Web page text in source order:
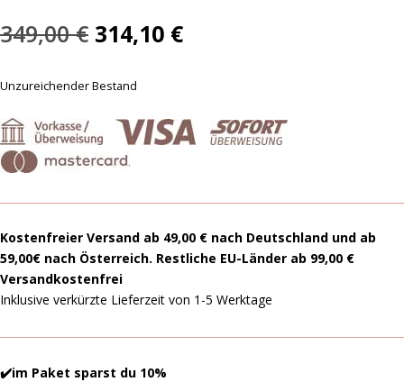
349,00€ Ursprünglicher
Preis
war:
349,00 €
314,10 €Aktueller
Unzureichender Bestand
Kostenfreier Versand ab 49,00 € nach Deutschland und ab
59,00€ nach Österreich. Restliche EU-Länder ab 99,00 €
Versandkostenfrei
Inklusive verkürzte Lieferzeit von 1-5 Werktage
✔️im Paket sparst du 10%